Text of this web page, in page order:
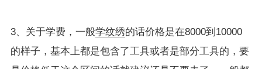
3、关于学费，一般学纹绣的话价格是在8000到10000
的样子，基本上都是包含了工具或者是部分工具的，要